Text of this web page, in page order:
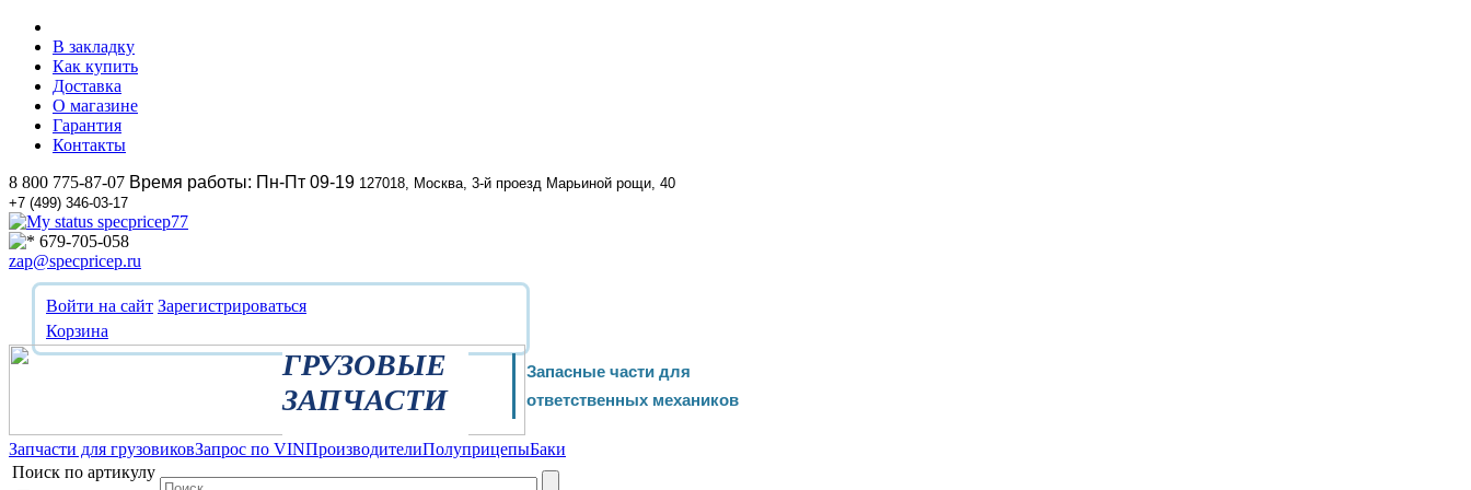
В закладку
Как купить
Доставка
О магазине
Гарантия
Контакты
8 800 775-87-07 Время работы: Пн-Пт 09-19 127018, Москва, 3-й проезд Марьиной рощи, 40
+7 (499) 346-03-17
specpricep77
679-705-058
zap@specpricep.ru
Войти на сайт Зарегистрироваться
Корзина
ГРУЗОВЫЕ
ЗАПЧАСТИ
Запасные части для
ответственных механиков
Запчасти для грузовиковЗапрос по VINПроизводителиПолуприцепыБаки
Поиск по артикулу